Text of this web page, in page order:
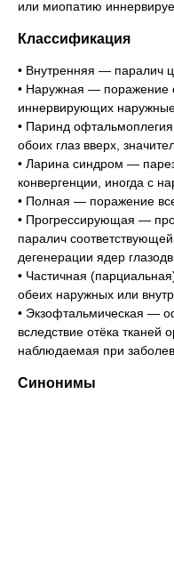
или миопатию
Классификация
• Внутренняя — паралич
• Наружная — поражение
иннервирующих
• Паринд
обоих глаз вверх,
• Ларина синдром —
конвергенции, иногда с
• Полная — поражение
• Прогрессирующая —
паралич
дегенерации ядер
• Частичная
обеих наружных или
• Экзофтальмическая —
вследствие отёка
наблюдаемая при
Синонимы